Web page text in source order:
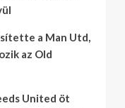
a Man Utd,
az Old
United öt